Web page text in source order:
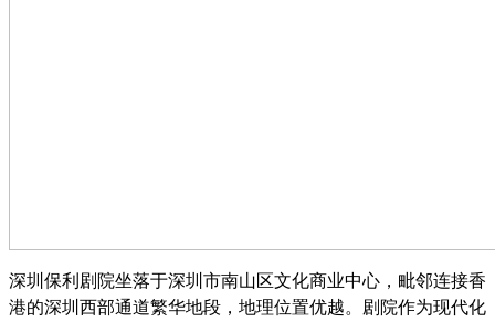
深圳保利剧院坐落于深圳市南山区文化商业中心，毗邻连接香
港的深圳西部通道繁华地段，地理位置优越。剧院作为现代化